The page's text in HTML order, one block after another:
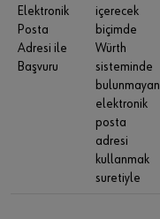
Elektronik
Posta
Adresi ile
Başvuru
içerecek
biçimde
Würth
sisteminde
bulunmayan
elektronik
posta
adresi
kullanmak
suretiyle